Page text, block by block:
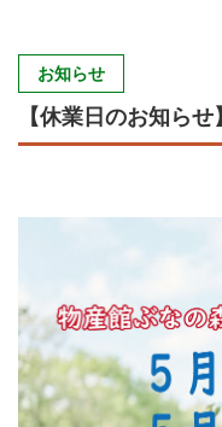
お知らせ
【休業日のお知らせ】